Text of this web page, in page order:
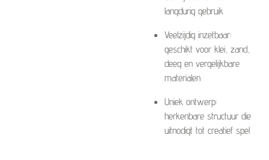
langdurig gebruik
Veelzijdig inzetbaar:
geschikt voor klei, zand,
deeg en vergelijkbare
materialen
Uniek ontwerp:
herkenbare structuur die
uitnodigt tot creatief spel